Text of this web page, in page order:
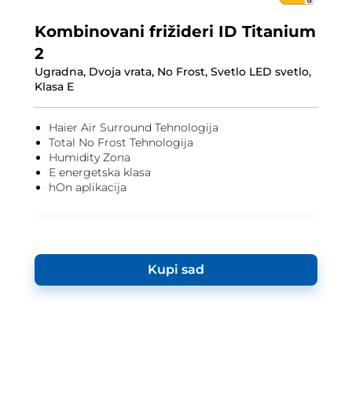
Kombinovani frižideri ID Titanium
2
Ugradna, Dvoja vrata, No Frost, Svetlo LED svetlo,
Klasa E
Haier Air Surround Tehnologija
Total No Frost Tehnologija
Humidity Zona
E energetska klasa
hOn aplikacija
Kupi sad